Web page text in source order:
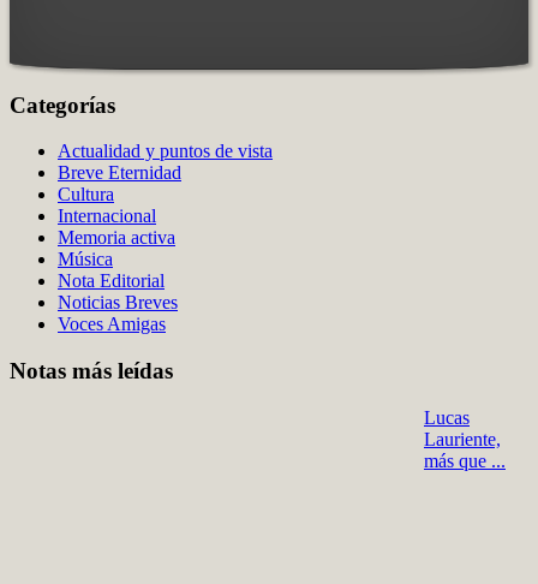
Categorías
Actualidad y puntos de vista
Breve Eternidad
Cultura
Internacional
Memoria activa
Música
Nota Editorial
Noticias Breves
Voces Amigas
Notas más leídas
Lucas
Lauriente,
más que ...